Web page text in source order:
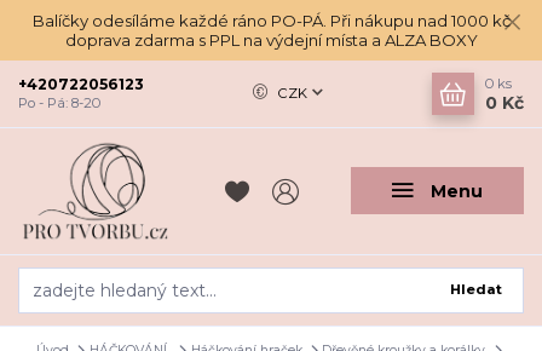
Balíčky odesíláme každé ráno PO-PÁ. Při nákupu nad 1000 kč
doprava zdarma s PPL na výdejní místa a ALZA BOXY
Menu
CZK
Hledat
+420722056123
Po - Pá: 8-20
0 ks
0 Kč